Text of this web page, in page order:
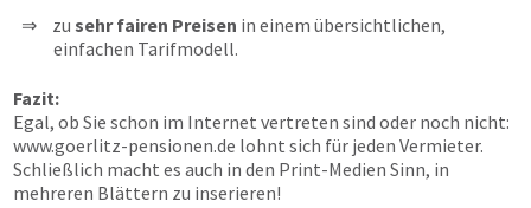
zu sehr fairen Preisen in einem übersichtlichen,
einfachen Tarifmodell.
Fazit:
Egal, ob Sie schon im Internet vertreten sind oder noch nicht:
www.goerlitz-pensionen.de lohnt sich für jeden Vermieter.
Schließlich macht es auch in den Print-Medien Sinn, in
mehreren Blättern zu inserieren!